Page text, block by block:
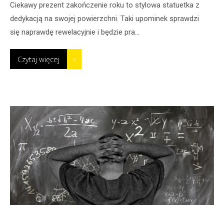
Ciekawy prezent zakończenie roku to stylowa statuetka z
dedykacją na swojej powierzchni. Taki upominek sprawdzi
się naprawdę rewelacyjnie i będzie pra...
Czytaj więcej >